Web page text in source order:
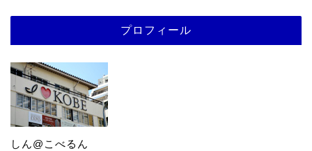
プロフィール
しん@こべるん